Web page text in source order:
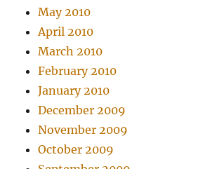
May 2010
April 2010
March 2010
February 2010
January 2010
December 2009
November 2009
October 2009